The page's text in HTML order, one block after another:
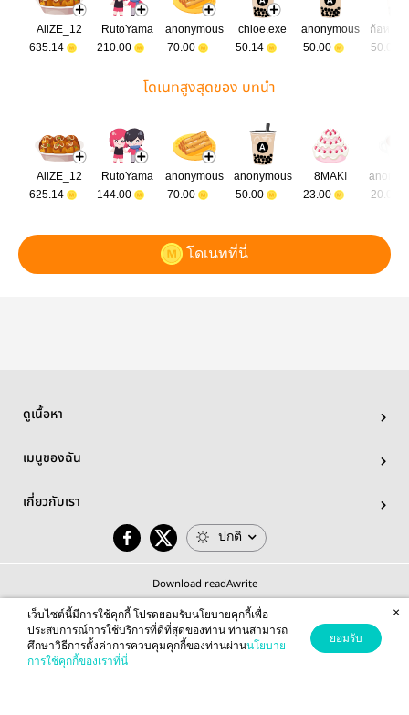
AliZE_12
635.14
RutoYama
210.00
anonymous
70.00
chloe.exe
50.14
anonymous
50.00
ก้อหมา
50.00
โดเนทสูงสุดของ บทนำ
AliZE_12
625.14
RutoYama
144.00
anonymous
70.00
anonymous
50.00
8MAKI
23.00
20.00
โดเนทที่นี่
ดูเนื้อหา
เมนูของฉัน
เกี่ยวกับเรา
ปกติ
Download readAwrite
© 2026 readAwrite.com by MEB Corporation Public Company Limited
This site is protected by reCAPTCHA and the Google
เว็บไซต์นี้มีการใช้คุกกี้ โปรดยอมรับนโยบายคุกกี้เพื่อ
ประสบการณ์การใช้บริการที่ดีที่สุดของท่าน ท่านสามารถ
ศึกษาวิธีการตั้งค่าการควบคุมคุกกี้ของท่านผ่านนโยบาย
การใช้คุกกี้ของเราที่นี่
ยอมรับ
×